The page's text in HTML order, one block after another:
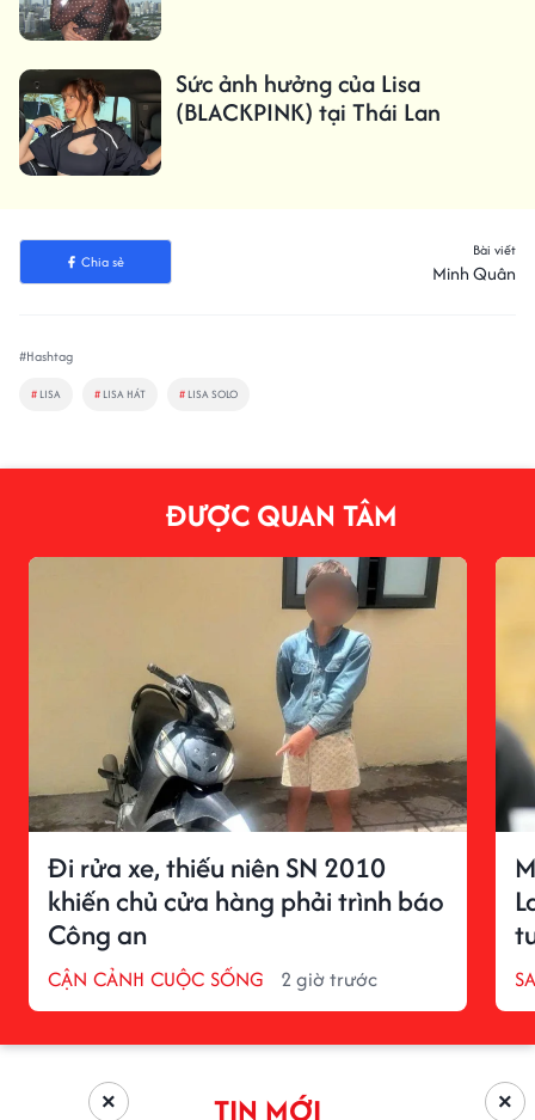
Sức ảnh hưởng của Lisa
(BLACKPINK) tại Thái Lan
Chia sẻ
Bài viết
Minh Quân
#Hashtag
# LISA # LISA HÁT # LISA SOLO
ĐƯỢC QUAN TÂM
Đi rửa xe, thiếu niên SN 2010
khiến chủ cửa hàng phải trình báo
Công an
CẬN CẢNH CUỘC SỐNG 2 giờ trước
TIN MỚI ×
×